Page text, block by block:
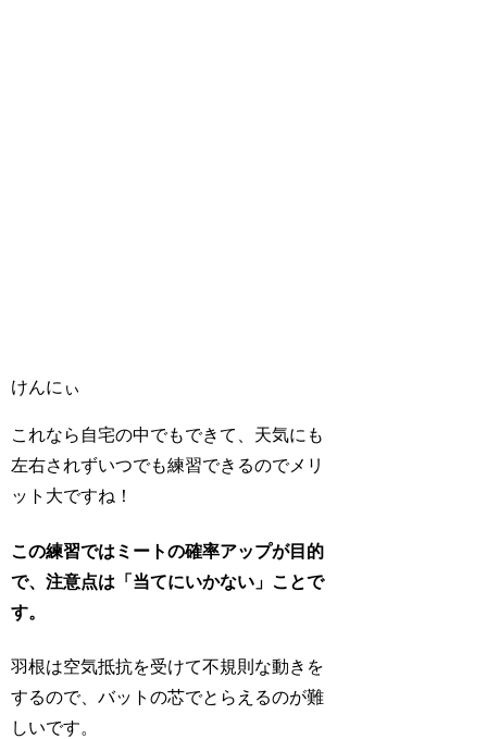
けんにぃ
これなら自宅の中でもできて、天気にも
左右されずいつでも練習できるのでメリ
ット大ですね！
この練習ではミートの確率アップが目的
で、注意点は「当てにいかない」ことで
す。
羽根は空気抵抗を受けて不規則な動きを
するので、バットの芯でとらえるのが難
しいです。